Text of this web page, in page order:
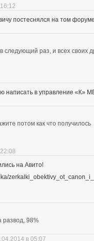
постеснялся на том
следующий раз, и всех своих
написать в управление «К»
потом как что получилось
на Авито!
развод, 98%
в 05:07